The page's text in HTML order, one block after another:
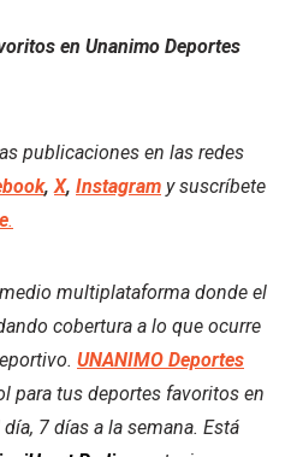
en Unanimo Deportes
publicaciones en las redes
,X, Instagram y suscríbete
.
multiplataforma donde el
cobertura a lo que ocurre
UNANIMO Deportes
para tus deportes favoritos en
7 días a la semana. Está